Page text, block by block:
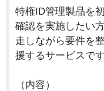
特権ID管理製品を
確認を実施したい
走しながら要件を
援するサービスです
（内容）